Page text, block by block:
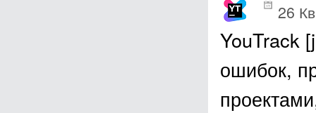
26
YouTrack
ошибок,